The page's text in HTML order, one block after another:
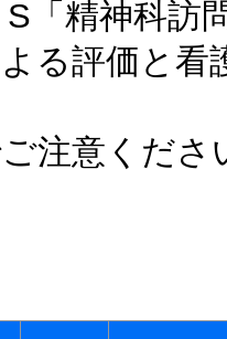
S「精神科
る評価と看
注意くださ